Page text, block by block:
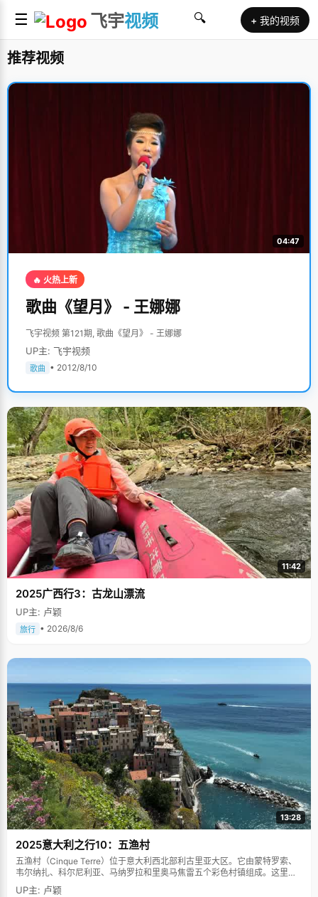
☰ 飞宇视频 🔍 + 我的视频
推荐视频
04:47
🔥 火热上新
歌曲《望月》 - 王娜娜
飞宇视频 第121期, 歌曲《望月》 - 王娜娜
UP主: 飞宇视频
歌曲 • 2012/8/10
11:42
2025广西行3：古龙山漂流
UP主: 卢颖
旅行 • 2026/8/6
13:28
2025意大利之行10：五渔村
五渔村（Cinque Terre）位于意大利西北部利古里亚大区。它由蒙特罗索、
韦尔纳扎、科尔尼利亚、马纳罗拉和里奥马焦雷五个彩色村镇组成。这里依
山傍海，房屋色彩斑斓，1997年被列为世界文化遗产。
UP主: 卢颖